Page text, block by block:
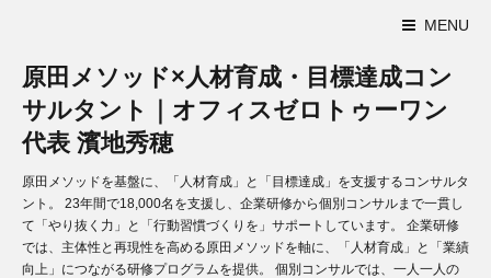
MENU
原田メソッド×人材育成・目標達成コン
サルタント｜オフィスゼロトゥーワン
代表 濱地秀穂
原田メソッドを基盤に、「人材育成」と「目標達成」を支援するコンサルタ
ント。 23年間で18,000名を支援し、企業研修から個別コンサルまで一貫し
て「やり抜く力」と「行動習慣づくりを」サポートしています。 企業研修
では、主体性と再現性を高める原田メソッドを軸に、「人材育成」と「業績
向上」につながる研修プログラムを提供。 個別コンサルでは、一人一人の